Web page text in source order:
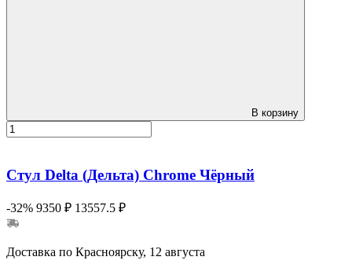
В корзину
Стул Delta (Дельта) Chrome Чёрный
-32% 9350 ₽ 13557.5 ₽
Доставка по Красноярску, 12 августа